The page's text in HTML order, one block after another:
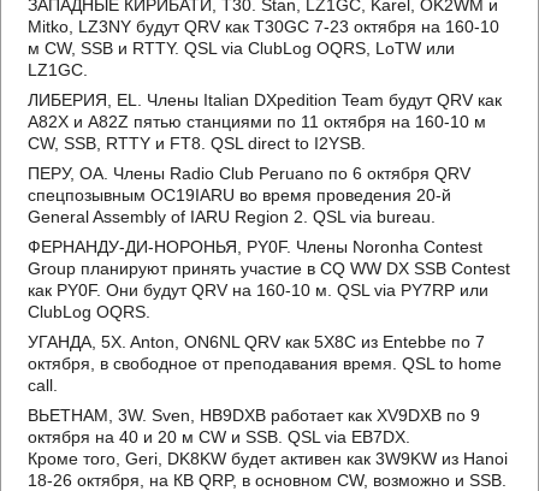
ЗАПАДНЫЕ КИРИБАТИ, T30. Stan, LZ1GC, Karel, OK2WM и
Mitko, LZ3NY будут QRV как T30GC 7-23 октября на 160-10
м CW, SSB и RTTY. QSL via ClubLog OQRS, LoTW или
LZ1GC.
ЛИБЕРИЯ, EL. Члены Italian DXpedition Team будут QRV как
A82X и A82Z пятью станциями по 11 октября на 160-10 м
CW, SSB, RTTY и FT8. QSL direct to I2YSB.
ПЕРУ, OA. Члены Radio Club Peruano по 6 октября QRV
спецпозывным OC19IARU во время проведения 20-й
General Assembly of IARU Region 2. QSL via bureau.
ФЕРНАНДУ-ДИ-НОРОНЬЯ, PY0F. Члены Noronha Contest
Group планируют принять участие в CQ WW DX SSB Contest
как PY0F. Они будут QRV на 160-10 м. QSL via PY7RP или
ClubLog OQRS.
УГАНДА, 5X. Anton, ON6NL QRV как 5X8C из Entebbe по 7
октября, в свободное от преподавания время. QSL to home
call.
ВЬЕТНАМ, 3W. Sven, HB9DXB работает как XV9DXB по 9
октября на 40 и 20 м CW и SSB. QSL via EB7DX.
Кроме того, Geri, DK8KW будет активен как 3W9KW из Hanoi
18-26 октября, на КВ QRP, в основном CW, возможно и SSB.